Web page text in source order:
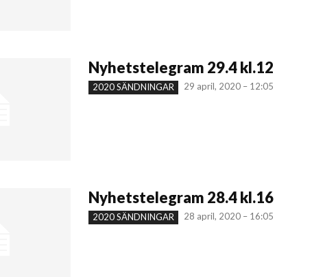
Nyhetstelegram 29.4 kl.12
2020 SÄNDNINGAR 29 april, 2020 – 12:05
Nyhetstelegram 28.4 kl.16
2020 SÄNDNINGAR 28 april, 2020 – 16:05